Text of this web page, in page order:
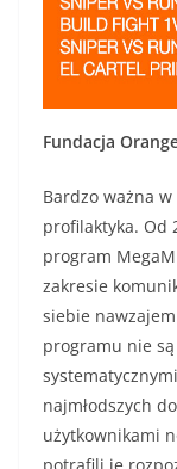
Fundacja
Bardzo ważna
profilaktyka. Od
program
zakresie
siebie
programu nie
najmłodszych
użytkownikami